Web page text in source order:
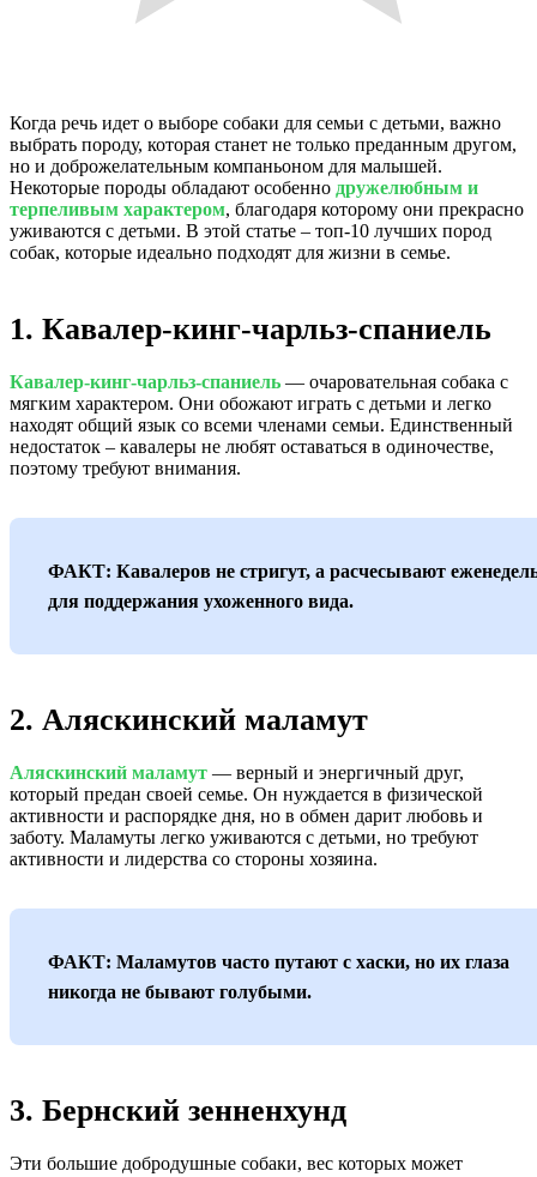
Когда речь идет о выборе собаки для семьи с детьми, важно
выбрать породу, которая станет не только преданным другом,
но и доброжелательным компаньоном для малышей.
Некоторые породы обладают особенно дружелюбным и
терпеливым характером, благодаря которому они прекрасно
уживаются с детьми. В этой статье – топ-10 лучших пород
собак, которые идеально подходят для жизни в семье.
1. Кавалер-кинг-чарльз-спаниель
Кавалер-кинг-чарльз-спаниель — очаровательная собака с
мягким характером. Они обожают играть с детьми и легко
находят общий язык со всеми членами семьи. Единственный
недостаток – кавалеры не любят оставаться в одиночестве,
поэтому требуют внимания.
ФАКТ: Кавалеров не стригут, а расчесывают
для поддержания ухоженного вида.
2. Аляскинский маламут
Аляскинский маламут — верный и энергичный друг,
который предан своей семье. Он нуждается в физической
активности и распорядке дня, но в обмен дарит любовь и
заботу. Маламуты легко уживаются с детьми, но требуют
активности и лидерства со стороны хозяина.
ФАКТ: Маламутов часто путают с хаски, но их глаза
никогда не бывают голубыми.
3. Бернский зенненхунд
Эти большие добродушные собаки, вес которых может